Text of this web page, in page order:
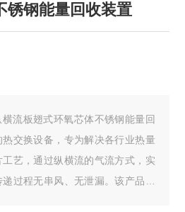
锈钢能量回收装置
流板翅式环氧芯体不锈钢能量回
交换设备，专为解决各行业热量
艺，通过纵横流的气流方式，实
过程无串风、无泄漏。该产品以